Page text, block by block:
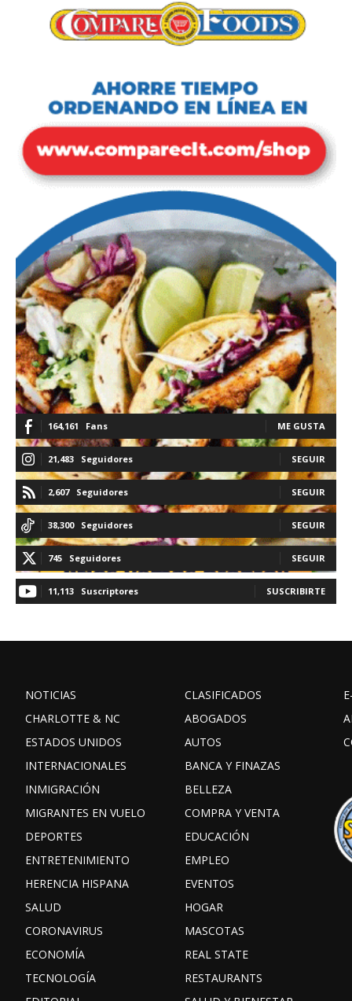
164,161 Fans ME GUSTA
21,483 Seguidores SEGUIR
2,607 Seguidores SEGUIR
38,300 Seguidores SEGUIR
745 Seguidores SEGUIR
11,113 Suscriptores SUSCRIBIRTE
NOTICIAS
CHARLOTTE & NC
ESTADOS UNIDOS
INTERNACIONALES
INMIGRACIÓN
MIGRANTES EN VUELO
DEPORTES
ENTRETENIMIENTO
HERENCIA HISPANA
SALUD
CORONAVIRUS
ECONOMÍA
TECNOLOGÍA
CLASIFICADOS
ABOGADOS
AUTOS
BANCA Y FINAZAS
BELLEZA
COMPRA Y VENTA
EDUCACIÓN
EMPLEO
EVENTOS
HOGAR
MASCOTAS
REAL STATE
RESTAURANTS